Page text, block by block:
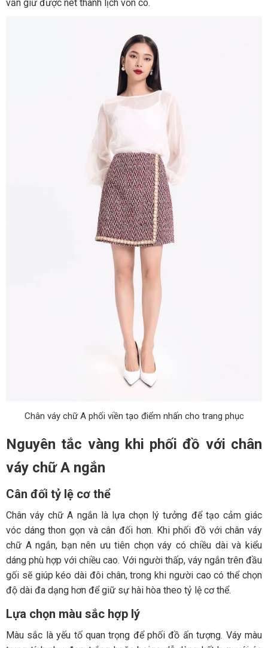
vẫn giữ được nét thanh lịch vốn có.
Chân váy chữ A phối viền tạo điểm nhấn cho trang phục
Nguyên tắc vàng khi phối đồ với chân
váy chữ A ngắn
Cân đối tỷ lệ cơ thể
Chân váy chữ A ngắn là lựa chọn lý tưởng để tạo cảm giác
vóc dáng thon gọn và cân đối hơn. Khi phối đồ với chân váy
chữ A ngắn, bạn nên ưu tiên chọn váy có chiều dài và kiểu
dáng phù hợp với chiều cao. Với người thấp, váy ngắn trên đầu
gối sẽ giúp kéo dài đôi chân, trong khi người cao có thể chọn
độ dài đa dạng hơn để giữ sự hài hòa theo tỷ lệ cơ thể.
Lựa chọn màu sắc hợp lý
Màu sắc là yếu tố quan trọng để phối đồ ấn tượng. Váy màu